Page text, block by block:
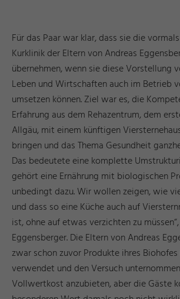
Für das Paar war klar, dass sie die
Kurklinik der Eltern von Andreas
übernehmen, wenn sie diese Vorstellung
Leben und Wirtschaften auch im Betrieb
umsetzen können. Ziel war es, die
Erfahrung aus dem Rehazentrum, dem
Allgäu, mit einem künftigen
bringen und das Thema Gesundheit
Das bedeutete eine komplette
gehört eine Ernährung mit biologischen
unbedingt dazu. Wir wollen zeigen, wie
und dass so eine Küche auch auf
ist, ohne auf etwas verzichten zu
Eggensberger. Die Eltern von Andreas
zwar schon zuvor Produkte ihres
verwendet und den Versuch
Vollwertkost anzubieten, aber die Gäste